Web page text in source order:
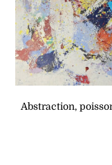
Abstraction,